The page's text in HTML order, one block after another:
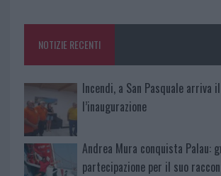
o
k
p
NOTIZIE RECENTI
Incendi, a San Pasquale arriva
l’inaugurazione
Andrea Mura conquista Palau:
partecipazione per il suo